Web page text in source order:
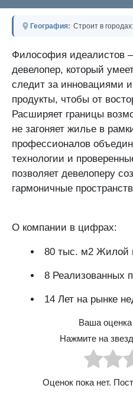
География: Строит в
Философия идеалистов
девелопер, который
следит за инновациями и
продукты, чтобы от
Расширяет границы
не загоняет жилье в
профессионалов
технологии и
позволяет девелоперу
гармоничные
О компании в цифрах:
80 тыс. м2 Жилой
8 Реализованных
14 Лет на рынке
Ваша
Нажмите на
Оценок пока нет.